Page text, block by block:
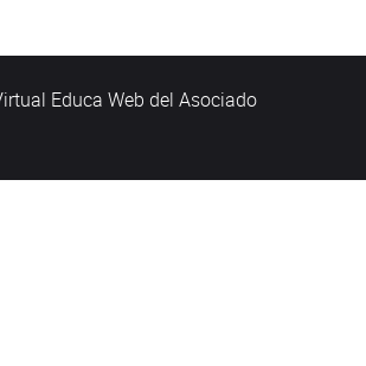
Educa Web del Asociado